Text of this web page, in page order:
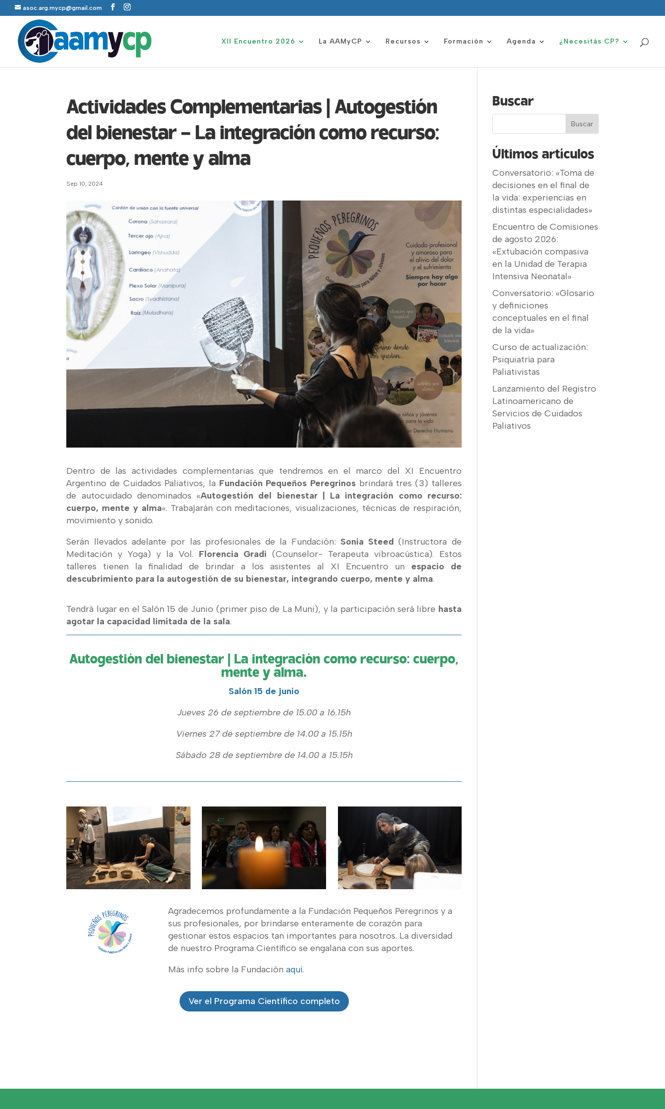
asoc.arg.mycp@gmail.com
XII Encuentro 2026 La AAMyCP Recursos Formación Agenda ¿Necesitás CP?
Actividades Complementarias | Autogestión
del bienestar – La integración como recurso:
cuerpo, mente y alma
Sep 10, 2024
Dentro de las actividades complementarias que tendremos en el marco del XI Encuentro
Argentino de Cuidados Paliativos, la Fundación Pequeños Peregrinos brindará tres (3) talleres
de autocuidado denominados «Autogestión del bienestar | La integración como recurso:
cuerpo, mente y alma«. Trabajarán con meditaciones, visualizaciones, técnicas de respiración,
movimiento y sonido.
Serán llevados adelante por las profesionales de la Fundación: Sonia Steed (Instructora de
Meditación y Yoga) y la Vol. Florencia Gradi (Counselor- Terapeuta vibroacústica). Estos
talleres tienen la finalidad de brindar a los asistentes al XI Encuentro un espacio de
descubrimiento para la autogestión de su bienestar, integrando cuerpo, mente y alma.
Tendrá lugar en el Salón 15 de Junio (primer piso de La Muni), y la participación será libre hasta
agotar la capacidad limitada de la sala.
Autogestión del bienestar | La integración como recurso: cuerpo,
mente y alma.
Salón 15 de junio
Jueves 26 de septiembre de 15.00 a 16.15h
Viernes 27 de septiembre de 14.00 a 15.15h
Sábado 28 de septiembre de 14.00 a 15.15h
Agradecemos profundamente a la Fundación Pequeños Peregrinos y a
sus profesionales, por brindarse enteramente de corazón para
gestionar estos espacios tan importantes para nosotros. La diversidad
de nuestro Programa Científico se engalana con sus aportes.
Más info sobre la Fundación aquí.
Ver el Programa Científico completo
Buscar
Últimos artículos
Conversatorio: «Toma de
decisiones en el final de
la vida: experiencias en
distintas especialidades»
Encuentro de Comisiones
de agosto 2026:
«Extubación compasiva
en la Unidad de Terapia
Intensiva Neonatal»
Conversatorio: «Glosario
y definiciones
conceptuales en el final
de la vida»
Curso de actualización:
Psiquiatría para
Paliativistas
Lanzamiento del Registro
Latinoamericano de
Servicios de Cuidados
Paliativos